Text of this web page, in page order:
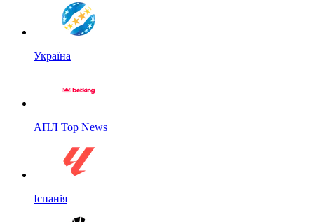
Україна
АПЛ Top News
Іспанія